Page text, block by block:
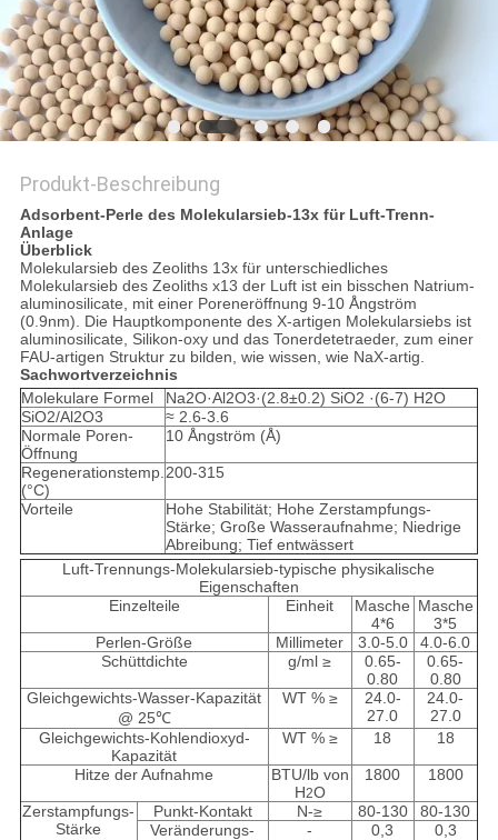
POLICY
Produkt-Beschreibung
Adsorbent-Perle des Molekularsieb-13x für Luft-Trenn-
Anlage
Überblick
Molekularsieb des Zeoliths 13x für unterschiedliches
Molekularsieb des Zeoliths x13 der Luft ist ein bisschen Natrium-
aluminosilicate, mit einer Poreneröffnung 9-10 Ångström
(0.9nm). Die Hauptkomponente des X-artigen Molekularsiebs ist
aluminosilicate, Silikon-oxy und das Tonerdetetraeder, zum einer
FAU-artigen Struktur zu bilden, wie wissen, wie NaX-artig.
Sachwortverzeichnis
Molekulare Formel
Na2O·Al2O3·(2.8±0.2) SiO2 ·(6-7) H2O
SiO2/Al2O3
≈ 2.6-3.6
Normale Poren-
Öffnung
10 Ångström (Å)
Regenerationstemp.
(°C)
200-315
Vorteile
Hohe Stabilität; Hohe Zerstampfungs-
Stärke; Große Wasseraufnahme; Niedrige
Abreibung; Tief entwässert
Luft-Trennungs-Molekularsieb-typische physikalische
Eigenschaften
Einzelteile
Einheit
Masche
4*6
Masche
3*5
Perlen-Größe
Millimeter 3.0-5.0
4.0-6.0
Schüttdichte
g/ml ≥
0.65-
0.80
0.65-
0.80
Gleichgewichts-Wasser-Kapazität
@ 25℃
WT % ≥
24.0-
27.0
24.0-
27.0
Gleichgewichts-Kohlendioxyd-
Kapazität
WT % ≥ 18 18
Hitze der Aufnahme
BTU/lb von
H2O
1800 1800
Zerstampfungs-
Stärke
Punkt-Kontakt N-≥ 80-130
80-130
Veränderungs-
- 0,3 0,3